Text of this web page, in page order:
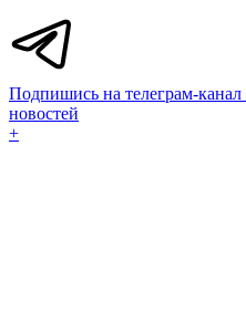
Подпишись на телеграм-канал
новостей
+